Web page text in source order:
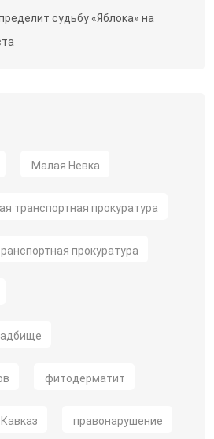
судьбу «Яблока» на
Малая Невка
транспортная прокуратура
прокуратура
фитодерматит
правонарушение